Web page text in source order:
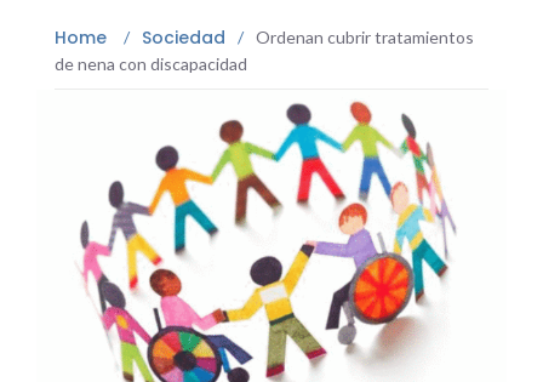
Home / Sociedad / Ordenan cubrir tratamientos
de nena con discapacidad